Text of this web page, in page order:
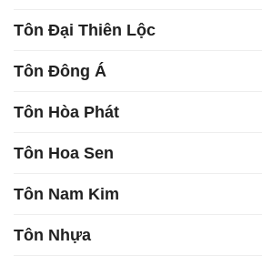
Tôn Đại Thiên Lộc
Tôn Đông Á
Tôn Hòa Phát
Tôn Hoa Sen
Tôn Nam Kim
Tôn Nhựa